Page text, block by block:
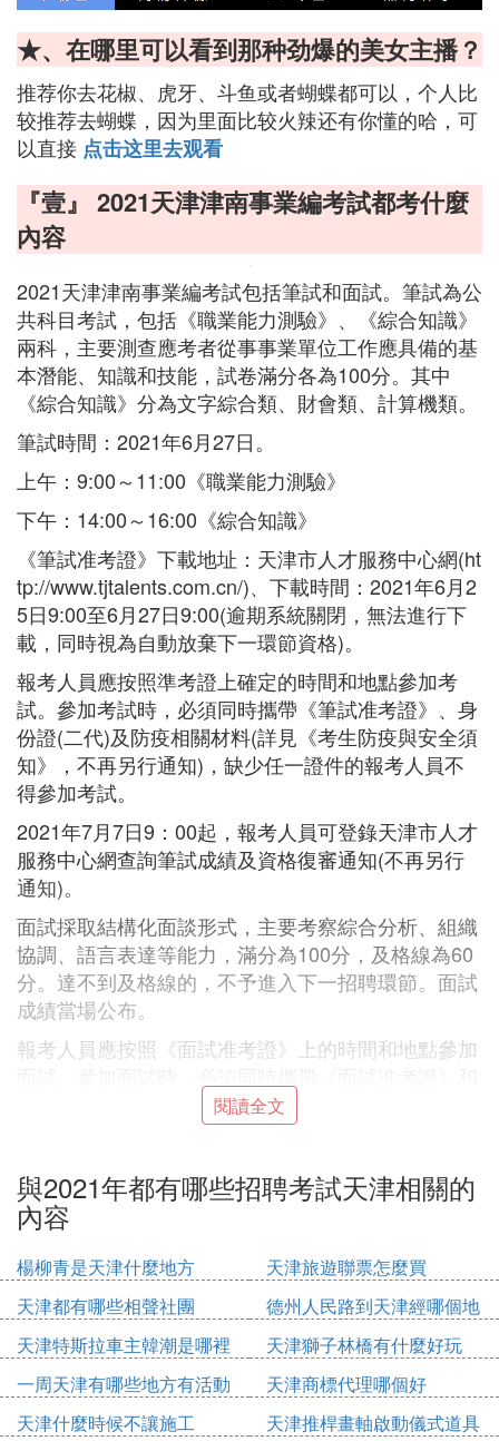
★、在哪里可以看到那种劲爆的美女主播？
推荐你去花椒、虎牙、斗鱼或者蝴蝶都可以，个人比
较推荐去蝴蝶，因为里面比较火辣还有你懂的哈，可
以直接 点击这里去观看
『壹』 2021天津津南事業編考試都考什麼
內容
2021天津津南事業編考試包括筆試和面試。筆試為公
共科目考試，包括《職業能力測驗》、《綜合知識》
兩科，主要測查應考者從事事業單位工作應具備的基
本潛能、知識和技能，試卷滿分各為100分。其中
《綜合知識》分為文字綜合類、財會類、計算機類。
筆試時間：2021年6月27日。
上午：9:00～11:00《職業能力測驗》
下午：14:00～16:00《綜合知識》
《筆試准考證》下載地址：天津市人才服務中心網(ht
tp://www.tjtalents.com.cn/)、下載時間：2021年6月2
5日9:00至6月27日9:00(逾期系統關閉，無法進行下
載，同時視為自動放棄下一環節資格)。
報考人員應按照準考證上確定的時間和地點參加考
試。參加考試時，必須同時攜帶《筆試准考證》、身
份證(二代)及防疫相關材料(詳見《考生防疫與安全須
知》，不再另行通知)，缺少任一證件的報考人員不
得參加考試。
2021年7月7日9：00起，報考人員可登錄天津市人才
服務中心網查詢筆試成績及資格復審通知(不再另行
通知)。
面試採取結構化面談形式，主要考察綜合分析、組織
協調、語言表達等能力，滿分為100分，及格線為60
分。達不到及格線的，不予進入下一招聘環節。面試
成績當場公布。
報考人員應按照《面試准考證》上的時間和地點參加
身份證(二代)及防疫相關材料(請隨時關注報名網站防
疫要求，不再另行通知)，缺少任一證件的報考人員
在筆試、面試過程中，報考人員缺少任一科目考試
的，視為自動放棄進入下一環節資格。
考試總成績的計算方法為：
總成績=筆試成績÷2(即換算為100分制)×50%+面試
成績×50%。
筆試成績、面試成績各保留1位小數，總成績保留2位
小數。若報考人員總成績出現並列，造成進入體檢人
數超出崗位聘用計劃數的情況，按照筆試成績高者優
閱讀全文
與2021年都有哪些招聘考試天津相關的
內容
楊柳青是天津什麼地方
天津旅遊聯票怎麼買
天津都有哪些相聲社團
德州人民路到天津經哪個地
方
天津特斯拉車主韓潮是哪裡
天津獅子林橋有什麼好玩
一周天津有哪些地方有活動
天津商標代理哪個好
天津什麼時候不讓施工
天津推桿畫軸啟動儀式道具